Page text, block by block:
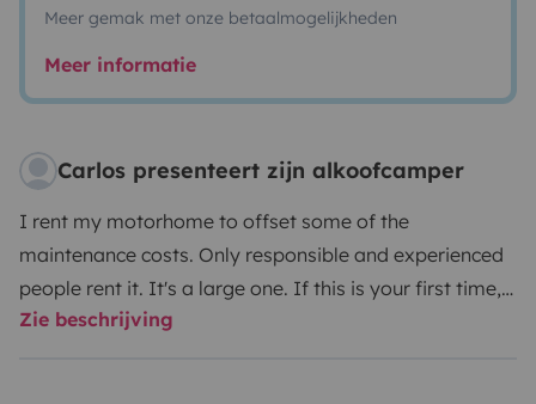
Meer gemak met onze betaalmogelijkheden
Meer informatie
Carlos presenteert zijn alkoofcamper
I rent my motorhome to offset some of the
maintenance costs. Only responsible and experienced
people rent it. It's a large one. If this is your first time,
look for a smaller one.
Zie beschrijving